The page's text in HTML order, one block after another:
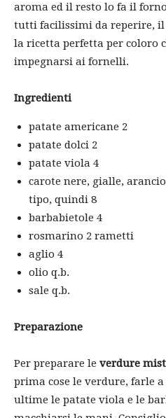
aroma ed il resto lo fa il
tutti facilissimi da reperire, il
la ricetta perfetta per coloro
impegnarsi ai fornelli.
Ingredienti
patate americane 2
patate dolci 2
patate viola 4
carote nere, gialle,
tipo, quindi 8
barbabietole 4
rosmarino 2 rametti
aglio 4
olio q.b.
sale q.b.
Preparazione
Per preparare le verdure
prima cose le verdure, farle
ultime le patate viola e le